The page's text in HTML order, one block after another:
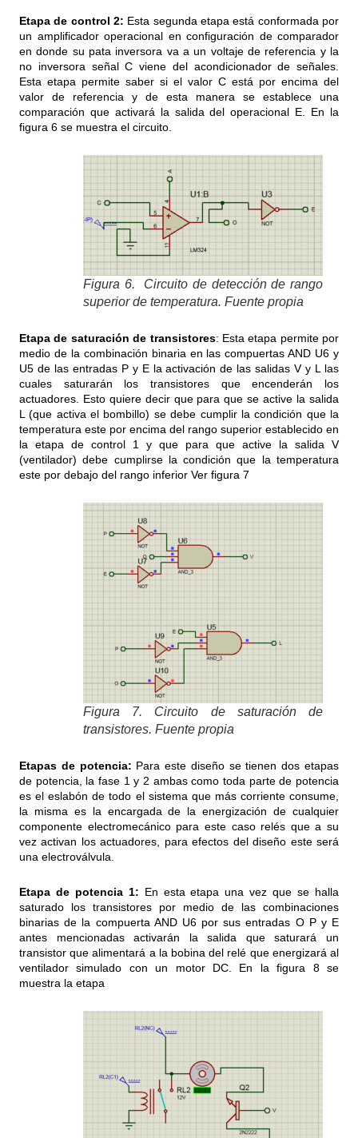
Etapa de control 2: Esta segunda etapa está conformada por
un amplificador operacional en configuración de comparador
en donde su pata inversora va a un voltaje de referencia y la
no inversora señal C viene del acondicionador de señales.
Esta etapa permite saber si el valor C está por encima del
valor de referencia y de esta manera se establece una
comparación que activará la salida del operacional E. En la
figura 6 se muestra el circuito.
Figura 6. Circuito de detección de rango
superior de temperatura. Fuente propia
Etapa de saturación de transistores: Esta etapa permite por
medio de la combinación binaria en las compuertas AND U6 y
U5 de las entradas P y E la activación de las salidas V y L las
cuales saturarán los transistores que encenderán los
actuadores. Esto quiere decir que para que se active la salida
L (que activa el bombillo) se debe cumplir la condición que la
temperatura este por encima del rango superior establecido en
la etapa de control 1 y que para que active la salida V
(ventilador) debe cumplirse la condición que la temperatura
este por debajo del rango inferior Ver figura 7
Figura 7. Circuito de saturación de
transistores. Fuente propia
Etapas de potencia: Para este diseño se tienen dos etapas
de potencia, la fase 1 y 2 ambas como toda parte de potencia
es el eslabón de todo el sistema que más corriente consume,
la misma es la encargada de la energización de cualquier
componente electromecánico para este caso relés que a su
vez activan los actuadores, para efectos del diseño este será
una electroválvula.
Etapa de potencia 1: En esta etapa una vez que se halla
saturado los transistores por medio de las combinaciones
binarias de la compuerta AND U6 por sus entradas O P y E
antes mencionadas activarán la salida que saturará un
transistor que alimentará a la bobina del relé que energizará al
ventilador simulado con un motor DC. En la figura 8 se
muestra la etapa